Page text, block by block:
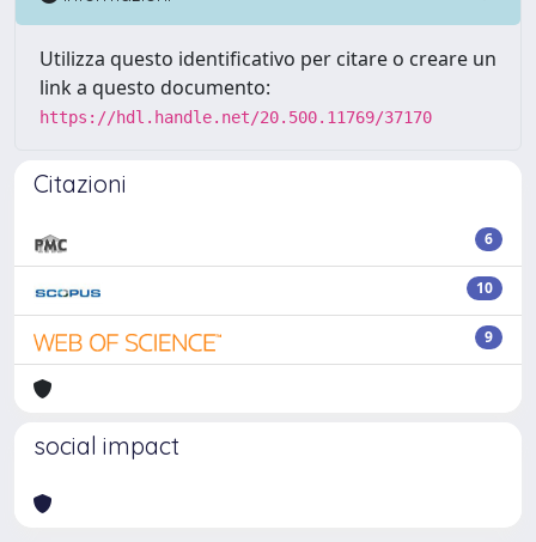
Utilizza questo identificativo per citare o creare un
link a questo documento:
https://hdl.handle.net/20.500.11769/37170
Citazioni
6
10
9
social impact